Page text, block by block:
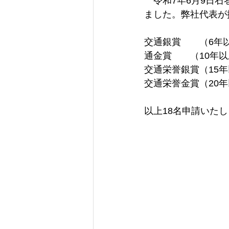
ました。弊社代表
交通銀賞　　（6年
通金賞　　（10年
交通栄誉銀賞（15
交通栄誉金賞（20
以上18名申請いた